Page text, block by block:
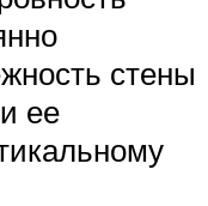
стены
ее